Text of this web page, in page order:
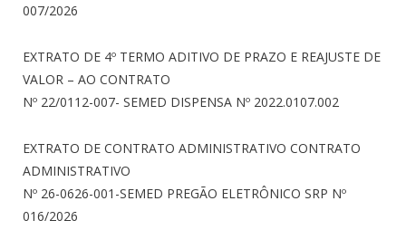
007/2026
EXTRATO DE 4º TERMO ADITIVO DE PRAZO E REAJUSTE DE
VALOR – AO CONTRATO
Nº 22/0112-007- SEMED DISPENSA Nº 2022.0107.002
EXTRATO DE CONTRATO ADMINISTRATIVO CONTRATO
ADMINISTRATIVO
Nº 26-0626-001-SEMED PREGÃO ELETRÔNICO SRP Nº
016/2026